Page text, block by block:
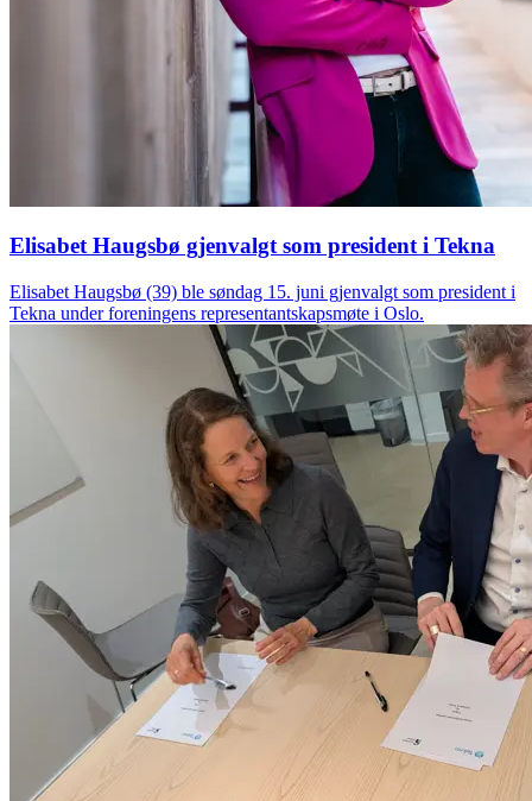
Elisabet Haugsbø gjenvalgt som president i Tekna
Elisabet Haugsbø (39) ble søndag 15. juni gjenvalgt som president i
Tekna under foreningens representantskapsmøte i Oslo.